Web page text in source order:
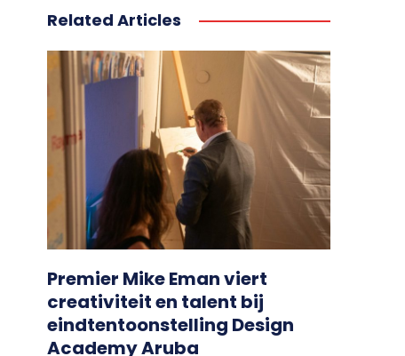
Related Articles
Premier Mike Eman viert
creativiteit en talent bij
eindtentoonstelling Design
Academy Aruba